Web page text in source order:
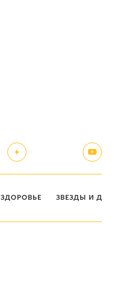
ЗДОРОВЬЕ ЗВЕЗДЫ И